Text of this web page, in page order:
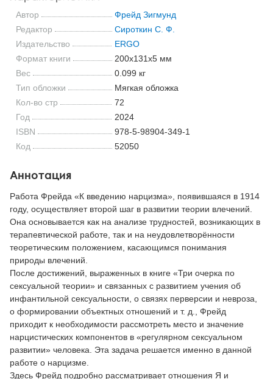
Автор
Фрейд Зигмунд
Редактор
Сироткин С. Ф.
Издательство
ERGO
Формат книги
200x131x5 мм
Вес
0.099 кг
Тип обложки
Мягкая обложка
Кол-во стр
72
Год
2024
ISBN
978-5-98904-349-1
Код
52050
Аннотация
Работа Фрейда «К введению нарцизма», появившаяся в 1914
году, осуществляет второй шаг в развитии теории влечений.
Она основывается как на анализе трудностей, возникающих в
терапевтической работе, так и на неудовлетворённости
теоретическим положением, касающимся понимания
природы влечений.
После достижений, выраженных в книге «Три очерка по
сексуальной теории» и связанных с развитием учения об
инфантильной сексуальности, о связях перверсии и невроза,
о формировании объектных отношений и т. д., Фрейд
приходит к необходимости рассмотреть место и значение
нарцистических компонентов в «регулярном сексуальном
развитии» человека. Эта задача решается именно в данной
работе о нарцизме.
Здесь Фрейд подробно рассматривает отношения Я и